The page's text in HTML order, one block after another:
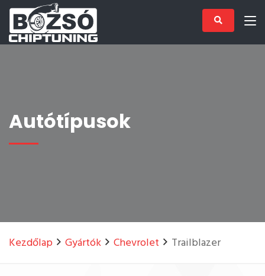
Autótípusok
Kezdőlap Gyártók Chevrolet Trailblazer